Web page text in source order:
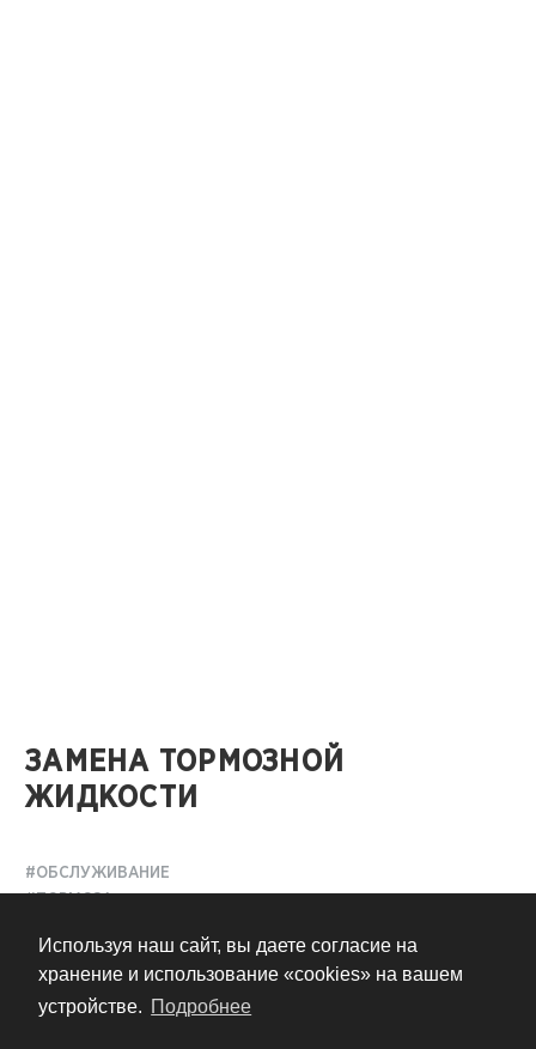
Используя наш сайт, вы даете согласие на
хранение и использование «cookies» на вашем
устройстве. Подробнее
ЗАМЕНА ТОРМОЗНОЙ
ЖИДКОСТИ
#ОБСЛУЖИВАНИЕ
11 лет назад